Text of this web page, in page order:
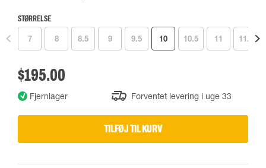
STØRRELSE
7 8 8.5 9 9.5 10 10.5 11 11.5
$195.00
Fjernlager Forventet levering i uge 33
TILFØJ TIL KURV